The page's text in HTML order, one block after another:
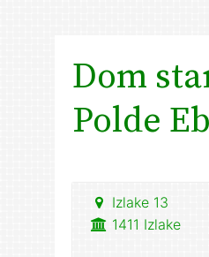
Dom
Polde
Izlake 13
1411 Izlake